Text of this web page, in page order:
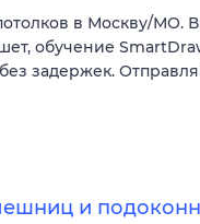
в Москву/МО.
обучение
задержек.
и